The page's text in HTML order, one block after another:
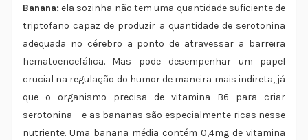
Banana: ela sozinha não tem uma quantidade suficiente de
triptofano capaz de produzir a quantidade de serotonina
adequada no cérebro a ponto de atravessar a barreira
hematoencefálica. Mas pode desempenhar um papel
crucial na regulação do humor de maneira mais indireta, já
que o organismo precisa de vitamina B6 para criar
serotonina – e as bananas são especialmente ricas nesse
nutriente. Uma banana média contém 0,4mg de vitamina